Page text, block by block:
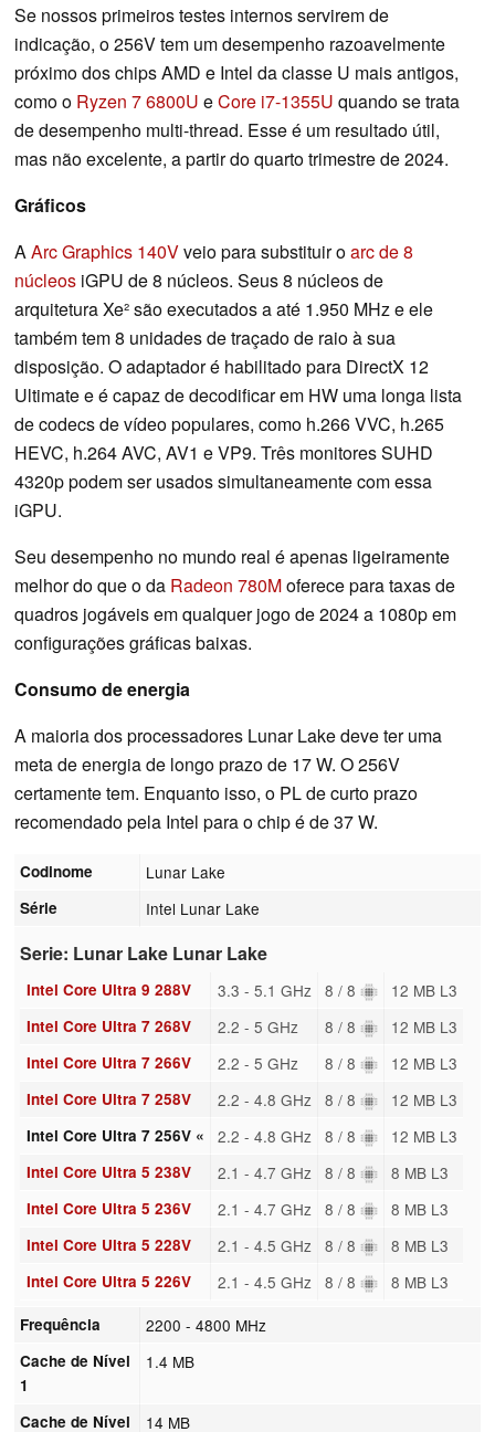
Se nossos primeiros testes internos servirem de
indicação, o 256V tem um desempenho razoavelmente
próximo dos chips AMD e Intel da classe U mais antigos,
como o Ryzen 7 6800U eCore i7-1355U quando se trata
de desempenho multi-thread. Esse é um resultado útil,
mas não excelente, a partir do quarto trimestre de 2024.
Gráficos
AArc Graphics 140Vveio para substituir oarc de 8
núcleos iGPU de 8 núcleos. Seus 8 núcleos de
arquitetura Xe² são executados a até 1.950 MHz e ele
também tem 8 unidades de traçado de raio à sua
disposição. O adaptador é habilitado para DirectX 12
Ultimate e é capaz de decodificar em HW uma longa lista
de codecs de vídeo populares, como h.266 VVC, h.265
HEVC, h.264 AVC, AV1 e VP9. Três monitores SUHD
4320p podem ser usados simultaneamente com essa
iGPU.
Seu desempenho no mundo real é apenas ligeiramente
melhor do que o da Radeon 780Moferece para taxas de
quadros jogáveis em qualquer jogo de 2024 a 1080p em
configurações gráficas baixas.
Consumo de energia
A maioria dos processadores Lunar Lake deve ter uma
meta de energia de longo prazo de 17 W. O 256V
certamente tem. Enquanto isso, o PL de curto prazo
recomendado pela Intel para o chip é de 37 W.
Codinome Lunar Lake
Série Intel Lunar Lake
Serie: Lunar Lake Lunar Lake
Intel Core Ultra 9 288V 3.3 - 5.1 GHz 8 / 8 12 MB L3
Intel Core Ultra 7 268V 2.2 - 5 GHz 8 / 8 12 MB L3
Intel Core Ultra 7 266V 2.2 - 5 GHz 8 / 8 12 MB L3
Intel Core Ultra 7 258V 2.2 - 4.8 GHz 8 / 8 12 MB L3
Intel Core Ultra 7 256V « 2.2 - 4.8 GHz 8 / 8 12 MB L3
Intel Core Ultra 5 238V 2.1 - 4.7 GHz 8 / 8 8 MB L3
Intel Core Ultra 5 236V 2.1 - 4.7 GHz 8 / 8 8 MB L3
Intel Core Ultra 5 228V 2.1 - 4.5 GHz 8 / 8 8 MB L3
Intel Core Ultra 5 226V 2.1 - 4.5 GHz 8 / 8 8 MB L3
Frequência 2200 - 4800 MHz
Cache de Nível
1
1.4 MB
Cache de Nível
14 MB